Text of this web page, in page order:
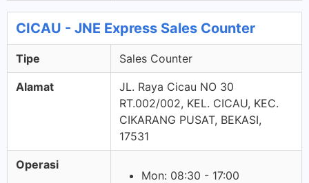
CICAU - JNE Express Sales Counter
Tipe Sales Counter
Alamat
JL. Raya Cicau NO 30
RT.002/002, KEL. CICAU, KEC.
CIKARANG PUSAT, BEKASI,
17531
Operasi
Mon: 08:30 - 17:00